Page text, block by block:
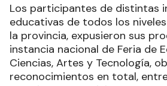
Los participantes de distintas
educativas de todos los
la provincia, expusieron sus
instancia nacional de Feria de
Ciencias, Artes y Tecnología,
reconocimientos en total,